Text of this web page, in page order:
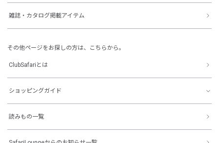
雑誌・カタログ掲載アイテム
その他ページをお探しの方は、こちらから。
ClubSafariとは
ショッピングガイド
読みもの一覧